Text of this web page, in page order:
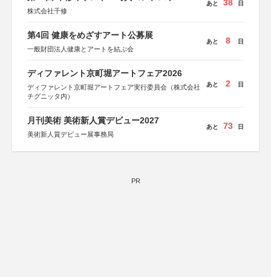
株式会社千修
あと 38 日
第4回 健康をめざすアート公募展
一般財団法人健康とアートを結ぶ会
あと 8 日
ディファレント京町堀アートフェア2026
ディファレント京町堀アートフェア実行委員会（株式会社
チグニッタ内）
あと 2 日
月刊美術 美術新人賞デビュー2027
美術新人賞デビュー展事務局
あと 73 日
PR